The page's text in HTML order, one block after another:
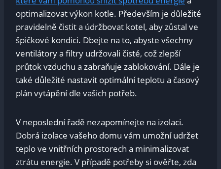
optimalizovat výkon kotle. Především je důležité
pravidelně čistit a údržbovat kotel, aby zůstal ve
špičkové kondici. Dbejte na to, abyste všechny
ventilátory a filtry udržovali čisté, což zlepší
průtok vzduchu a zabraňuje zablokování. Dále je
také důležité nastavit optimální teplotu a časový
plán vytápění dle vašich potřeb.
V neposlední řadě nezapomínejte na izolaci.
Dobrá izolace vašeho domu vám umožní udržet
teplo ve vnitřních prostorech a minimalizovat
ztrátu energie. V případě potřeby si ověřte, zda